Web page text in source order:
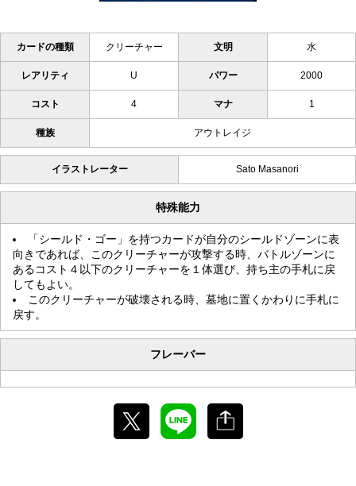
カードの種類 クリーチャー 文明 水
レアリティ U パワー 2000
コスト 4 マナ 1
種族 アウトレイジ
イラストレーター Sato Masanori
特殊能力
「シールド・ゴー」を持つカードが自分のシールドゾーンに表
向きであれば、このクリーチャーが攻撃する時、バトルゾーンに
あるコスト４以下のクリーチャーを１体選び、持ち主の手札に戻
してもよい。
このクリーチャーが破壊される時、墓地に置くかわりに手札に
戻す。
フレーバー